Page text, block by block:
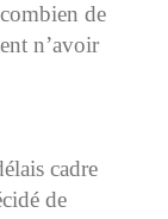
de
n’avoir
cadre
de